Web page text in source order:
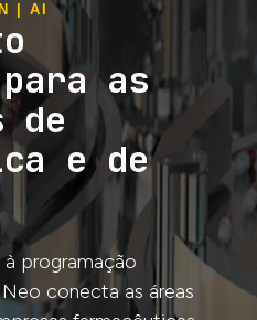
| AI
as
de
e de
programação
conecta as áreas